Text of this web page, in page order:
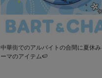
中華街でのアルバイトの合間に夏休
ーマのアイテム🍉